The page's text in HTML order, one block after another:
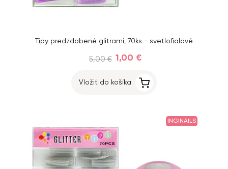
Tipy predzdobené glitrami, 70ks - svetlofialové
5,00 € 1,00 €
Vložiť do košíka
INGINAILS